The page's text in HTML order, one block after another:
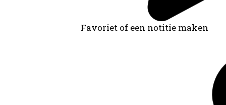
Favoriet of een notitie maken